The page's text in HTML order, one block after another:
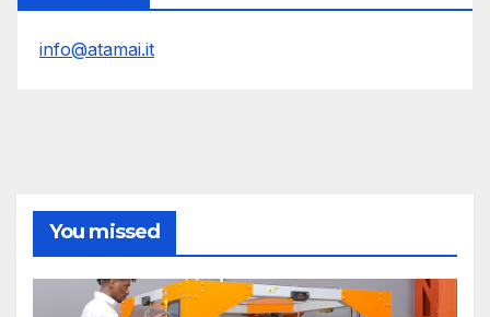
info@atamai.it
You missed